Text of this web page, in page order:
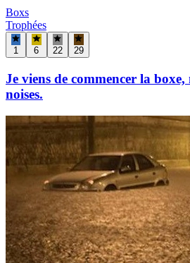
Boxs
Trophées
1 6 22 29
Je viens de commencer la boxe,
noises.